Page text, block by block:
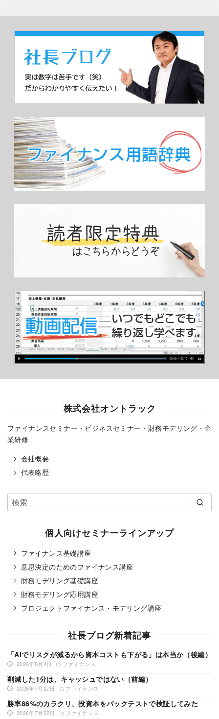
株式会社オントラック
ファイナンスセミナー・ビジネスセミナー・財務モデリング・企
業研修
会社概要
代表略歴
個人向けセミナーラインアップ
ファイナンス基礎講座
意思決定のためのファイナンス講座
財務モデリング基礎講座
財務モデリング応用講座
プロジェクトファイナンス・モデリング講座
社長ブログ新着記事
2026年8月4日 ファイナンス
「AIでリスクが減るから資本コストも下がる」は本当か（後編）
2026年7月27日 ファイナンス
削減した1分は、キャッシュではない（前編）
2026年7月22日 ファイナンス
勝率86%のカラクリ、投資本をバックテストで検証してみた